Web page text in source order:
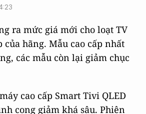
ra mức giá mới cho loạt TV
của hãng. Mẫu cao cấp nhất
các mẫu còn lại giảm chục
cao cấp Smart Tivi QLED
cong giảm khá sâu. Phiên